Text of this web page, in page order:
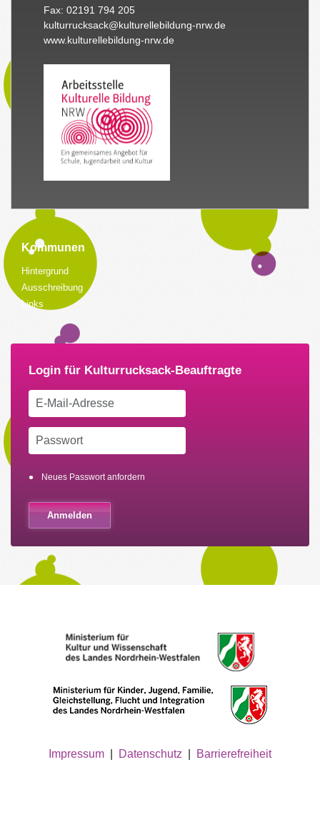
Fax: 02191 794 205
kulturrucksack@kulturellebildung-nrw.de
www.kulturellebildung-nrw.de
Kommunen
Hintergrund
Ausschreibung
Links
Neues Passwort anfordern
Impressum Datenschutz Barrierefreiheit